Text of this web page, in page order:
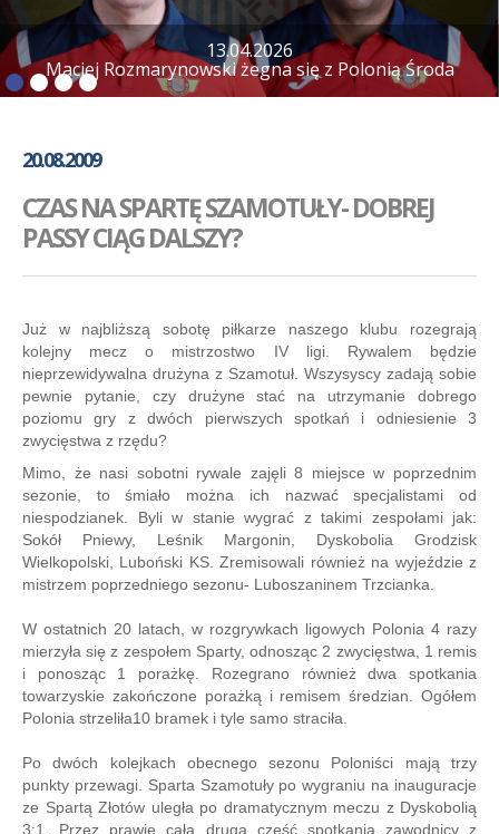
SENIORZY
SENIORKI
BILETY
KONTAKT
SKLEP
PLAN TRENINGÓW
12.04.2026
Tylko remis w Starych Oborzyskach
20.08.2009
CZAS NA SPARTĘ SZAMOTUŁY- DOBREJ
PASSY CIĄG DALSZY?
Już w najbliższą sobotę piłkarze naszego klubu rozegrają
kolejny mecz o mistrzostwo IV ligi. Rywalem będzie
nieprzewidywalna drużyna z Szamotuł. Wszysyscy zadają sobie
pewnie pytanie, czy drużyne stać na utrzymanie dobrego
poziomu gry z dwóch pierwszych spotkań i odniesienie 3
zwycięstwa z rzędu?
Mimo, że nasi sobotni rywale zajęli 8 miejsce w poprzednim
sezonie, to śmiało można ich nazwać specjalistami od
niespodzianek. Byli w stanie wygrać z takimi zespołami jak:
Sokół Pniewy, Leśnik Margonin, Dyskobolia Grodzisk
Wielkopolski, Luboński KS. Zremisowali również na wyjeździe z
mistrzem poprzedniego sezonu- Luboszaninem Trzcianka.
W ostatnich 20 latach, w rozgrywkach ligowych Polonia 4 razy
mierzyła się z zespołem Sparty, odnosząc 2 zwycięstwa, 1 remis
i ponosząc 1 porażkę. Rozegrano również dwa spotkania
towarzyskie zakończone porażką i remisem średzian. Ogółem
Polonia strzeliła10 bramek i tyle samo straciła.
Po dwóch kolejkach obecnego sezonu Poloniści mają trzy
punkty przewagi. Sparta Szamotuły po wygraniu na inauguracje
ze Spartą Złotów uległa po dramatycznym meczu z Dyskobolią
3:1. Przez prawie całą drugą część spotkania zawodnicy z